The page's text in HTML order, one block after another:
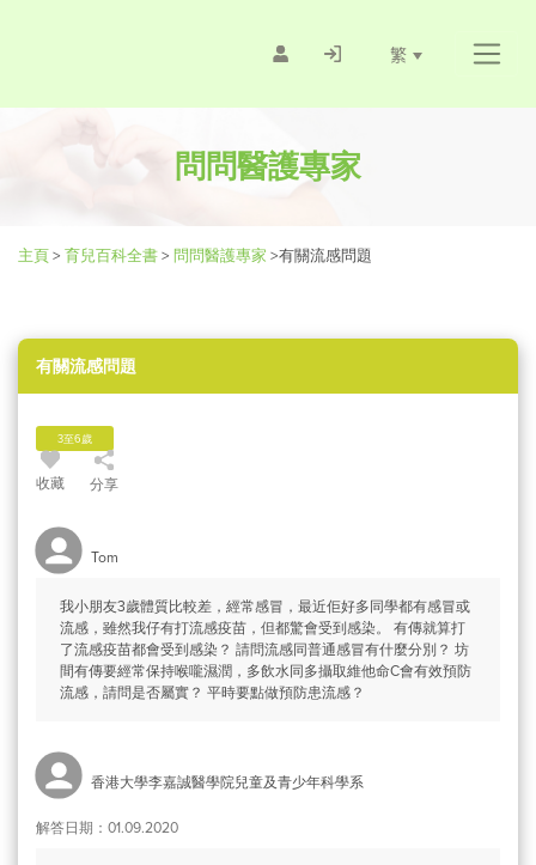
繁
問問醫護專家
主頁> 育兒百科全書> 問問醫護專家 >有關流感問題
有關流感問題
3至6歲
收藏 分享
Tom
我小朋友3歲體質比較差，經常感冒，最近佢好多同學都有感冒或
流感，雖然我仔有打流感疫苗，但都驚會受到感染。 有傳就算打
了流感疫苗都會受到感染？ 請問流感同普通感冒有什麼分別？ 坊
間有傳要經常保持喉嚨濕潤，多飲水同多攝取維他命C會有效預防
流感，請問是否屬實？ 平時要點做預防患流感？
香港大學李嘉誠醫學院兒童及青少年科學系
解答日期：01.09.2020